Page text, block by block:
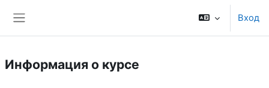
Вход
Информация о курсе